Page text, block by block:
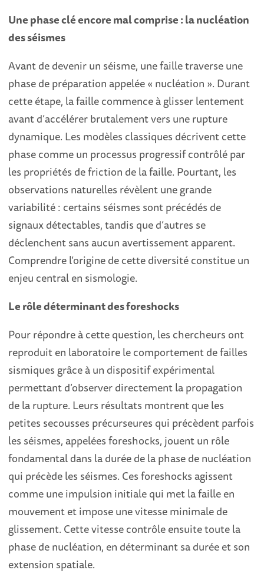
Une phase clé encore mal comprise : la nucléation
des séismes
Avant de devenir un séisme, une faille traverse une
phase de préparation appelée « nucléation ». Durant
cette étape, la faille commence à glisser lentement
avant d’accélérer brutalement vers une rupture
dynamique. Les modèles classiques décrivent cette
phase comme un processus progressif contrôlé par
les propriétés de friction de la faille. Pourtant, les
observations naturelles révèlent une grande
variabilité : certains séismes sont précédés de
signaux détectables, tandis que d’autres se
déclenchent sans aucun avertissement apparent.
Comprendre l’origine de cette diversité constitue un
enjeu central en sismologie.
Le rôle déterminant des foreshocks
Pour répondre à cette question, les chercheurs ont
reproduit en laboratoire le comportement de failles
sismiques grâce à un dispositif expérimental
permettant d’observer directement la propagation
de la rupture. Leurs résultats montrent que les
petites secousses précurseures qui précèdent parfois
les séismes, appelées foreshocks, jouent un rôle
fondamental dans la durée de la phase de nucléation
qui précède les séismes. Ces foreshocks agissent
comme une impulsion initiale qui met la faille en
mouvement et impose une vitesse minimale de
glissement. Cette vitesse contrôle ensuite toute la
phase de nucléation, en déterminant sa durée et son
extension spatiale.